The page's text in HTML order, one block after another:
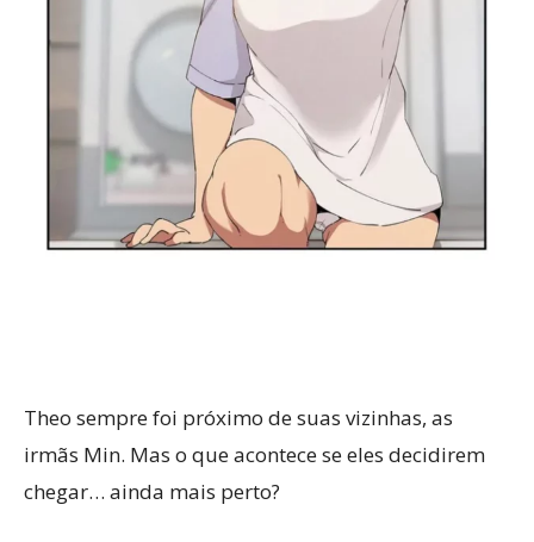
Theo sempre foi próximo de suas vizinhas, as
irmãs Min. Mas o que acontece se eles decidirem
chegar… ainda mais perto?